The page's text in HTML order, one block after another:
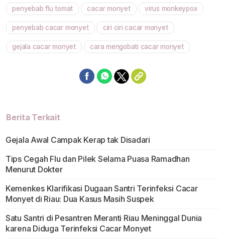
penyebab flu tomat cacar monyet virus monkeypox
penyebab cacar monyet ciri ciri cacar monyet
gejala cacar monyet cara mengobati cacar monyet
Berita Terkait
Gejala Awal Campak Kerap tak Disadari
Tips Cegah Flu dan Pilek Selama Puasa Ramadhan
Menurut Dokter
Kemenkes Klarifikasi Dugaan Santri Terinfeksi Cacar
Monyet di Riau: Dua Kasus Masih Suspek
Satu Santri di Pesantren Meranti Riau Meninggal Dunia
karena Diduga Terinfeksi Cacar Monyet